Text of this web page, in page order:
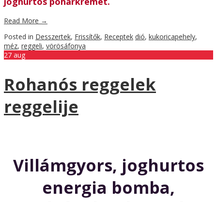
Read More →
Posted in Desszertek, Frissítők, Receptek dió, kukoricapehely,
méz, reggeli, vörösáfonya
27 aug
Rohanós reggelek
reggelije
Villámgyors, joghurtos
energia bomba,